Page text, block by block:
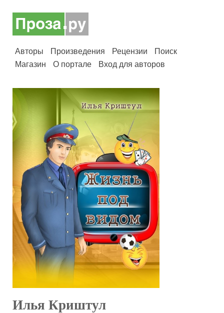
Авторы Произведения Рецензии
Поиск
Магазин
О портале Вход для авторов
Илья Криштул